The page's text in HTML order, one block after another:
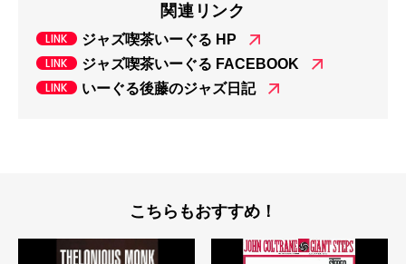
関連リンク
ジャズ喫茶いーぐる HP
ジャズ喫茶いーぐる FACEBOOK
いーぐる後藤のジャズ日記
こちらもおすすめ！